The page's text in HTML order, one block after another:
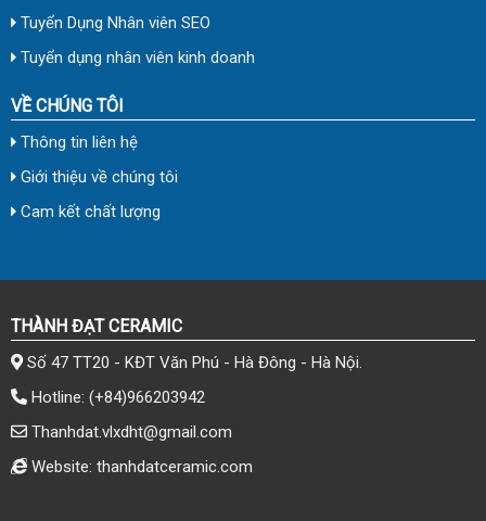
Tuyển Dụng Nhân viên SEO
Tuyển dụng nhân viên kinh doanh
VỀ CHÚNG TÔI
Thông tin liên hệ
Giới thiệu về chúng tôi
Cam kết chất lượng
THÀNH ĐẠT CERAMIC
Số 47 TT20 - KĐT Văn Phú - Hà Đông - Hà Nội.
Hotline: (+84)966203942
Thanhdat.vlxdht@gmail.com
Website: thanhdatceramic.com